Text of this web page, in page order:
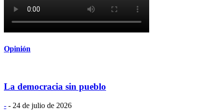
Opinión
La democracia sin pueblo
- - 24 de julio de 2026